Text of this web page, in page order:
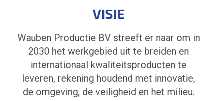
VISIE
Wauben Productie BV streeft er naar om in
2030 het werkgebied uit te breiden en
internationaal kwaliteitsproducten te
leveren, rekening houdend met innovatie,
de omgeving, de veiligheid en het milieu.